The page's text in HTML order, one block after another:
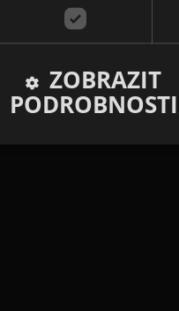
ZOBRAZIT
PODROBNOSTI